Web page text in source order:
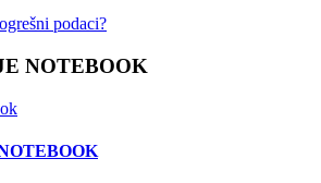
podaci?
NOTEBOOK